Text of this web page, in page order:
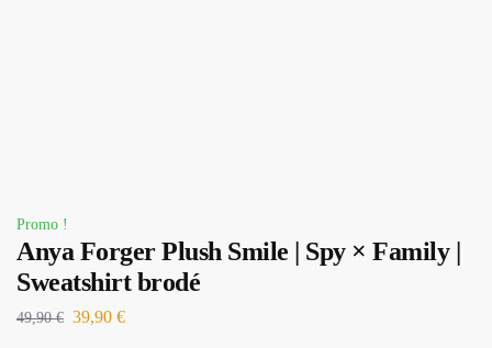
Promo !
Anya Forger Plush Smile | Spy × Family |
Sweatshirt brodé
49,90€ 39,90 €